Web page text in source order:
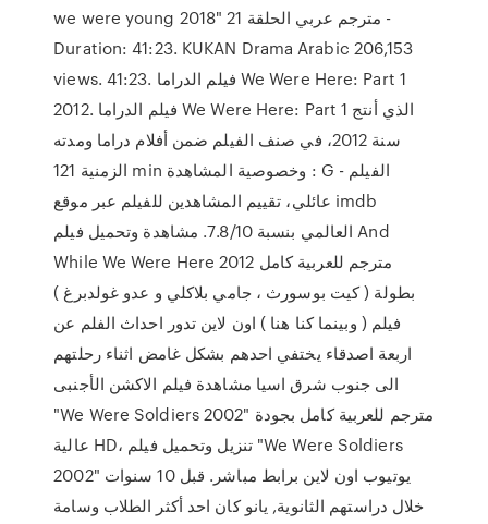
we were young 2018" مترجم عربي الحلقة 21 -
Duration: 41:23. KUKAN Drama Arabic 206,153
views. 41:23. فيلم الدراما We Were Here: Part 1
2012. فيلم الدراما We Were Here: Part 1 الذي أنتج
سنة 2012، في صنف الفيلم ضمن أفلام دراما ومدته
الزمنية 121 min وخصوصية المشاهدة : G - الفيلم
عائلي، تقييم المشاهدين للفيلم عبر موقع imdb
العالمي بنسبة 7.8/10. مشاهدة وتحميل فيلم And
While We Were Here 2012 مترجم للعربية كامل
بطولة ( كيت بوسورث ، جامي بلاكلي و عدو غولدبرغ )
فيلم ( وبينما كنا هنا ) اون لاين تدور احداث الفلم عن
اربعة اصدقاء يختفي احدهم بشكل غامض اثناء رحلتهم
الى جنوب شرق اسيا مشاهدة فيلم الاكشن الأجنبى
"We Were Soldiers 2002" مترجم للعربية كامل بجودة
عالية HD، تنزيل وتحميل فيلم "We Were Soldiers
2002" يوتيوب اون لاين برابط مباشر. قبل 10 سنوات
خلال دراستهم الثانوية, يانو كان احد أكثر الطلاب وسامة